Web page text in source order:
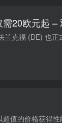
需20欧元起